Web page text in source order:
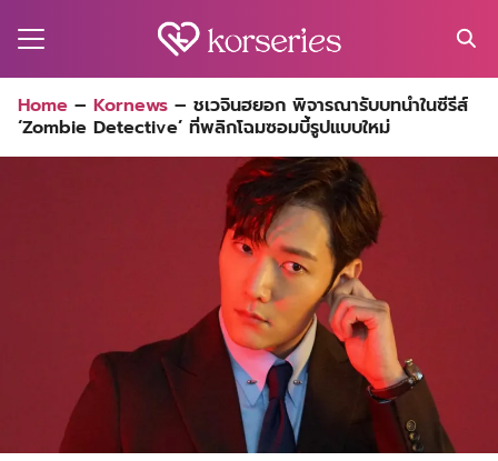
for:
Home – Kornews – ชเวจินฮยอก พิจารณารับบทนำในซีรีส์
‘Zombie Detective’ ที่พลิกโฉมซอมบี้รูปแบบใหม่